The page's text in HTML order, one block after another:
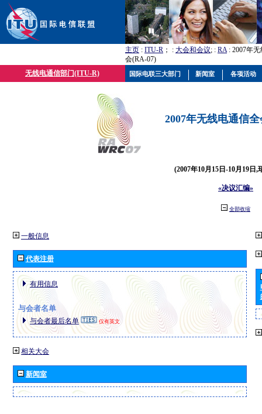
主页 : ITU-R ； : 大会和会议; : RA: 2007年
会(RA-07)
无线电通信部门(ITU-R)
2007年无线电通信
(2007年10月15日-10月19日,
«决议汇编»
全部收缩
一般信息
代表注册
有用信息
与会者名单
与会者最后名单 仅有英文
相关大会
新闻室
国际电联三大部门 新闻室 各项活动